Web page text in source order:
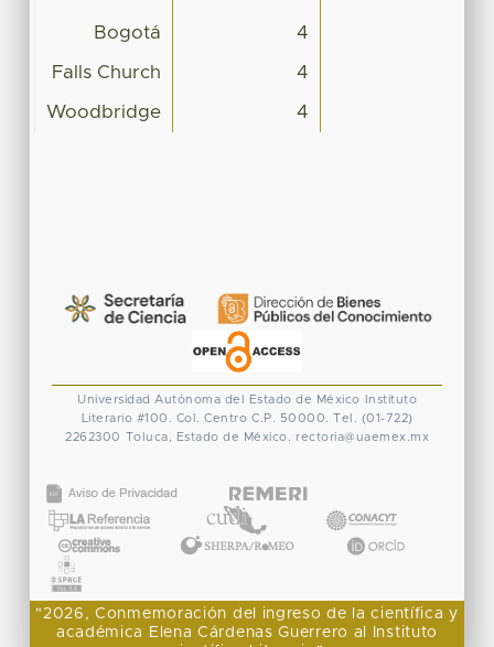
Bogotá 4
Falls Church 4
Woodbridge 4
Universidad Autónoma del Estado de México
Instituto
Literario #100. Col. Centro C.P. 50000. Tel. (01-722)
2262300 Toluca, Estado de México. rectoria@uaemex.mx
"2026, Conmemoración del ingreso de la científica y
académica Elena Cárdenas Guerrero al Instituto